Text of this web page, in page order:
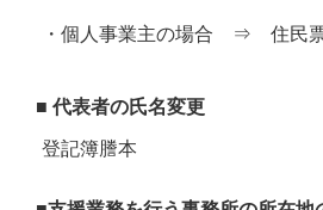
・個人事業主の場合 ⇒ 住民
■ 代表者の氏名変更
登記簿謄本